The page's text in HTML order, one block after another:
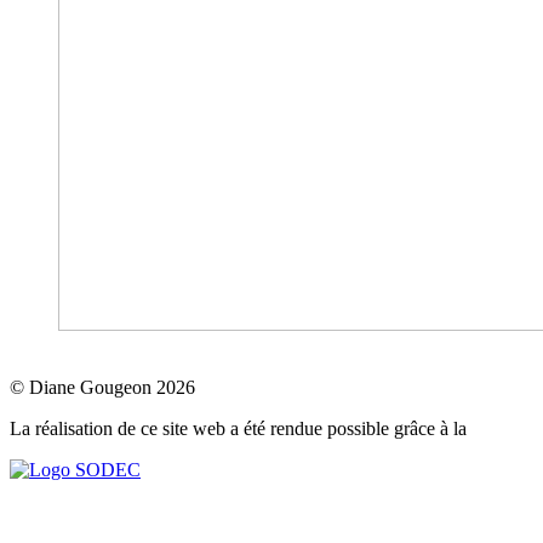
© Diane Gougeon 2026
La réalisation de ce site web a été rendue possible grâce à la